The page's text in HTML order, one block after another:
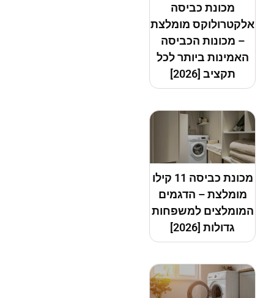
מכונת כביסה
אלקטרולוקס מומלצת
– מכונות הכביסה
האמינות ביותר לכל
תקציב [2026]
מכונת כביסה 11 קילו
מומלצת – הדגמים
המומלצים למשפחות
גדולות [2026]